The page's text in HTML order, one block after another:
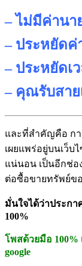
– ไม่มีค่านา
– ประหยัดค่
– ประหยัดเ
– คุณรับสาย
และที่สำคัญคือ ก
เผยแพร่อยู่บนเว็บ
แน่นอน เป็นอีกช่อ
ต่อซื้อขายทรัพย์ข
มั่นใจได้ว่าประกา
100%
โพสด้วยมือ
google